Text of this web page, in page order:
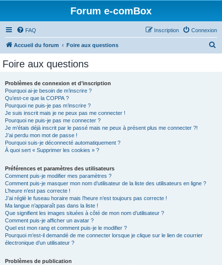
Forum e-comBox
FAQ Connexion
Inscription
Accueil du forum Foire aux questions
Foire aux questions
Problèmes de connexion et d’inscription
Pourquoi ai-je besoin de m’inscrire ?
Qu’est-ce que la COPPA ?
Pourquoi ne puis-je pas m’inscrire ?
Je suis inscrit mais je ne peux pas me connecter !
Pourquoi ne puis-je pas me connecter ?
Je m’étais déjà inscrit par le passé mais ne peux à présent plus me connecter ?!
J’ai perdu mon mot de passe !
Pourquoi suis-je déconnecté automatiquement ?
À quoi sert « Supprimer les cookies » ?
Préférences et paramètres des utilisateurs
Comment puis-je modifier mes paramètres ?
Comment puis-je masquer mon nom d’utilisateur de la liste des utilisateurs en ligne ?
L’heure n’est pas correcte !
J’ai réglé le fuseau horaire mais l’heure n’est toujours pas correcte !
Ma langue n’apparaît pas dans la liste !
Que signifient les images situées à côté de mon nom d’utilisateur ?
Comment puis-je afficher un avatar ?
Quel est mon rang et comment puis-je le modifier ?
Pourquoi m’est-il demandé de me connecter lorsque je clique sur le lien de courrier
électronique d’un utilisateur ?
Problèmes de publication